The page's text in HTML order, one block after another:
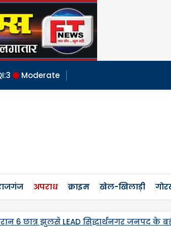
3 Moderate
अपराध क्राइम खेल-खिलाड़ी
नंबर-14 क्षेत्र स्थित कंपोजिट विद्यालय